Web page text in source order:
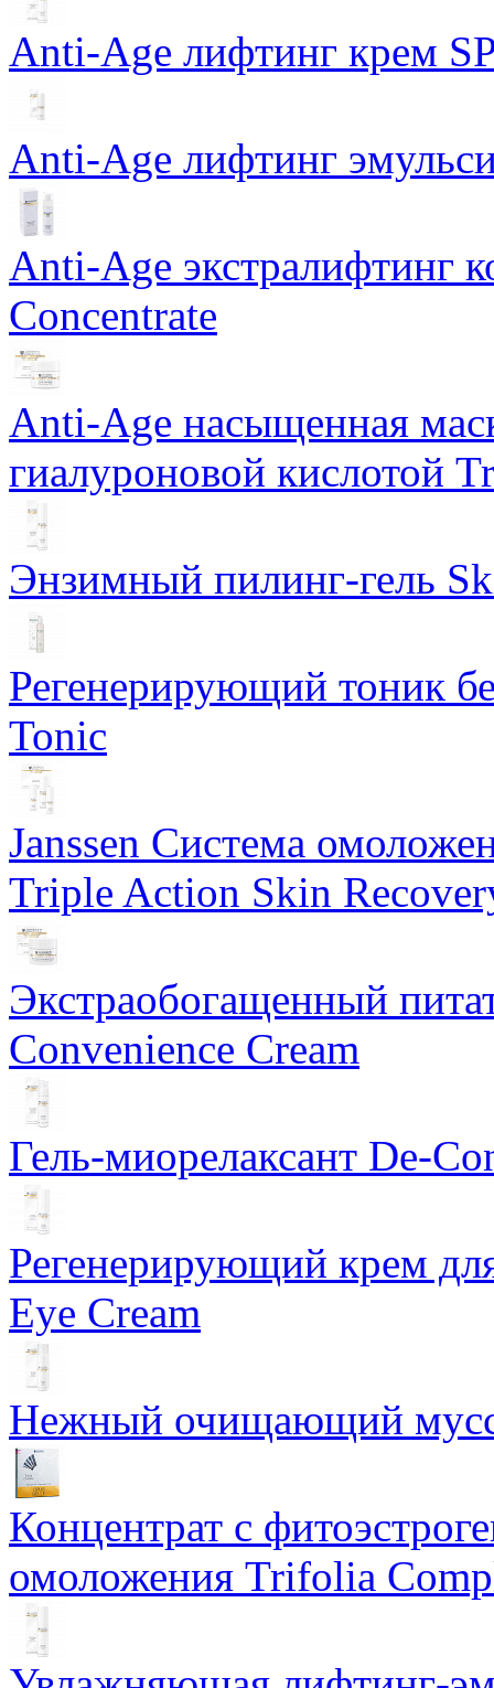
Anti-Age лифтинг крем
Anti-Age лифтинг
Anti-Age экстралифтинг
Concentrate
Anti-Age насыщенная
гиалуроновой кислотой
Энзимный пилинг-гель
Регенерирующий тоник
Tonic
Janssen Система
Triple Action Skin
Экстраобогащенный
Convenience Cream
Гель-миорелаксант De-
Регенерирующий крем
Eye Cream
Нежный очищающий мусс
Концентрат с
омоложения Trifolia